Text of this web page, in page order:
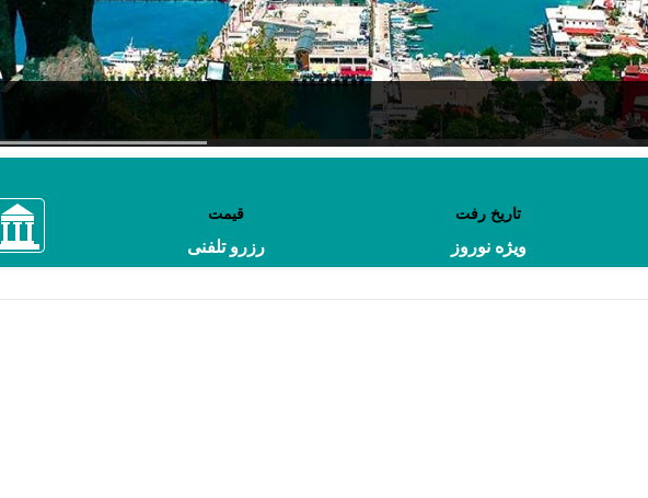
تاریخ رفت قیمت
ویژه نوروز رزرو تلفنی